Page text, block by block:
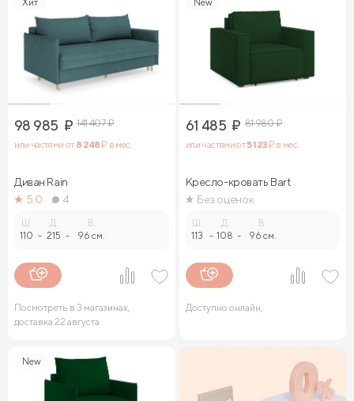
98 985 ₽ 141 407₽
или частями от 8 248₽ в мес.
Диван Rain
5.0
4
Ш.
110 -
Д.
215 -
В.
96 см.
Посмотреть в 3 магазинах,
доставка 22 августа
61 485 ₽ 81 980₽
или частями от5 123₽ в мес.
Кресло-кровать Bart
Без оценок
Ш.
113 -
Д.
108 -
В.
96 см.
Доступно онлайн,
New